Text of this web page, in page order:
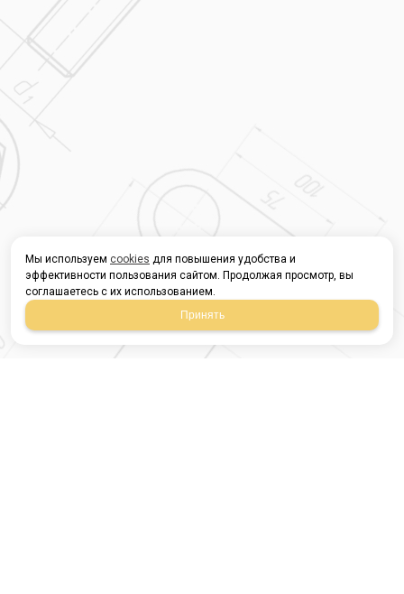
Мы используем cookies для повышения удобства и
эффективности пользования сайтом. Продолжая просмотр, вы
соглашаетесь с их использованием.
Принять